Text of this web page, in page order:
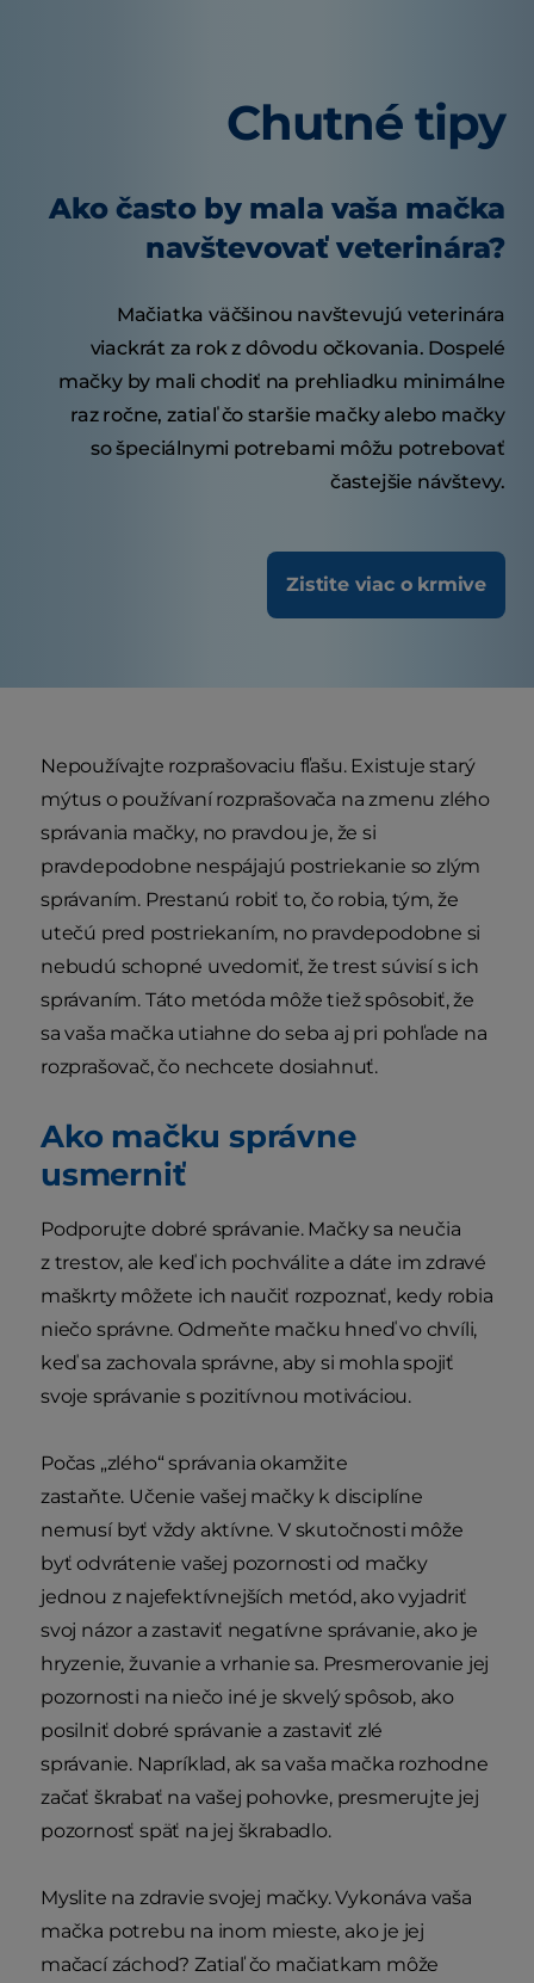
Chutné tipy
Ako často by mala vaša mačka
navštevovať veterinára?
Mačiatka väčšinou navštevujú veterinára
viackrát za rok z dôvodu očkovania. Dospelé
mačky by mali chodiť na prehliadku minimálne
raz ročne, zatiaľ čo staršie mačky alebo mačky
so špeciálnymi potrebami môžu potrebovať
častejšie návštevy.
Zistite viac o krmive
Nepoužívajte rozprašovaciu fľašu. Existuje starý
mýtus o používaní rozprašovača na zmenu zlého
správania mačky, no pravdou je, že si
pravdepodobne nespájajú postriekanie so zlým
správaním. Prestanú robiť to, čo robia, tým, že
utečú pred postriekaním, no pravdepodobne si
nebudú schopné uvedomiť, že trest súvisí s ich
správaním. Táto metóda môže tiež spôsobiť, že
sa vaša mačka utiahne do seba aj pri pohľade na
rozprašovač, čo nechcete dosiahnuť.
Ako mačku správne
usmerniť
Podporujte dobré správanie. Mačky sa neučia
z trestov, ale keď ich pochválite a dáte im zdravé
maškrty môžete ich naučiť rozpoznať, kedy robia
niečo správne. Odmeňte mačku hneď vo chvíli,
keď sa zachovala správne, aby si mohla spojiť
svoje správanie s pozitívnou motiváciou.
Počas „zlého“ správania okamžite
zastaňte. Učenie vašej mačky k disciplíne
nemusí byť vždy aktívne. V skutočnosti môže
byť odvrátenie vašej pozornosti od mačky
jednou z najefektívnejších metód, ako vyjadriť
svoj názor a zastaviť negatívne správanie, ako je
hryzenie, žuvanie a vrhanie sa. Presmerovanie jej
pozornosti na niečo iné je skvelý spôsob, ako
posilniť dobré správanie a zastaviť zlé
správanie. Napríklad, ak sa vaša mačka rozhodne
začať škrabať na vašej pohovke, presmerujte jej
pozornosť späť na jej škrabadlo.
Myslite na zdravie svojej mačky. Vykonáva vaša
mačka potrebu na inom mieste, ako je jej
mačací záchod? Zatiaľ čo mačiatkam môže